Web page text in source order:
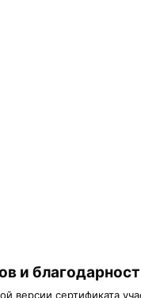
и
версии сертификата